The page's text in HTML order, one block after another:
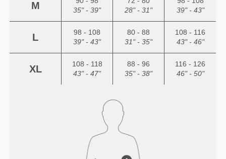
M
35" - 39"
28" - 31"
39" - 43"
L
98 - 108
39" - 43"
80 - 88
31" - 35"
108 - 116
43" - 46"
XL
108 - 118
43" - 47"
88 - 96
35" - 38"
116 - 126
46" - 50"